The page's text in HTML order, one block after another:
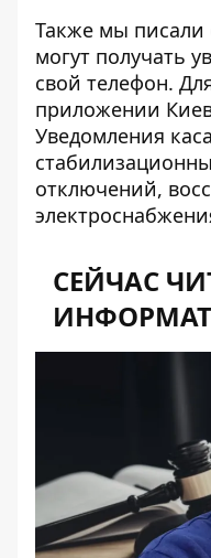
Также мы писали
могут получать
свой телефон.
приложении
Уведомления
отключений,
СЕЙЧАС